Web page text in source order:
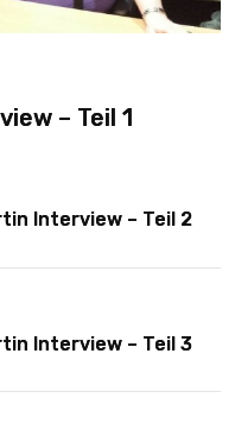
– Teil 1
Interview – Teil 2
Interview – Teil 3